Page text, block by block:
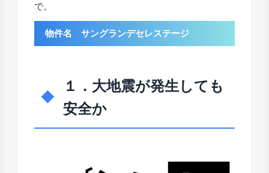
で。
物件名 サングランデセレステージ
１．大地震が発生しても
安全か